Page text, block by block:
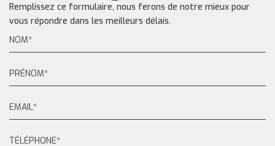
Remplissez ce formulaire, nous ferons de notre mieux pour
vous répondre dans les meilleurs délais.